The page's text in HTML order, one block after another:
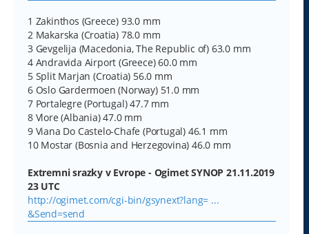
1 Zakinthos (Greece) 93.0 mm
2 Makarska (Croatia) 78.0 mm
3 Gevgelija (Macedonia, The Republic of) 63.0 mm
4 Andravida Airport (Greece) 60.0 mm
5 Split Marjan (Croatia) 56.0 mm
6 Oslo Gardermoen (Norway) 51.0 mm
7 Portalegre (Portugal) 47.7 mm
8 Vlore (Albania) 47.0 mm
9 Viana Do Castelo-Chafe (Portugal) 46.1 mm
10 Mostar (Bosnia and Herzegovina) 46.0 mm
Extremni srazky v Evrope - Ogimet SYNOP 21.11.2019
23 UTC
http://ogimet.com/cgi-bin/gsynext?lang= ...
&Send=send